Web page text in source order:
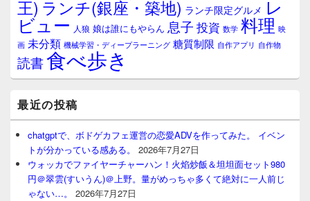
王) ランチ(銀座・築地) ランチ限定グルメ レ
ビュー 人狼 娘は誰にもやらん 息子 投資 数学 料理 映
画 未分類 機械学習・ディープラーニング 糖質制限 自作アプリ 自作物
読書食べ歩き
最近の投稿
chatgptで、ボドゲカフェ運営の恋愛ADVを作ってみた。 イベン
トが分かっている感ある。
2026年7月27日
ウォッカでファイヤーチャーハン！火焰炒飯＆坦坦面セット980
円＠翠雲(すいうん)＠上野。量がめっちゃ多くて絶対に一人前じ
ゃない…。
2026年7月27日